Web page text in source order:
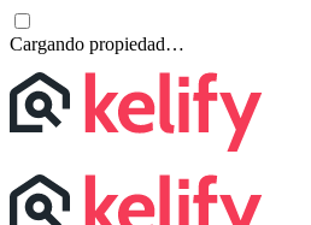
Cargando propiedad…